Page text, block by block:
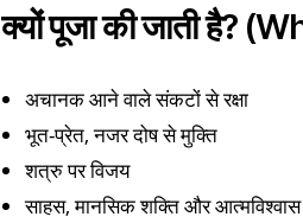
क्यों पूजा की जाती है?
अचानक आने वाले संकटों से रक्षा
भूत-प्रेत, नजर दोष से मुक्ति
शत्रु पर विजय
साहस, मानसिक शक्ति और आत्मविश्वास